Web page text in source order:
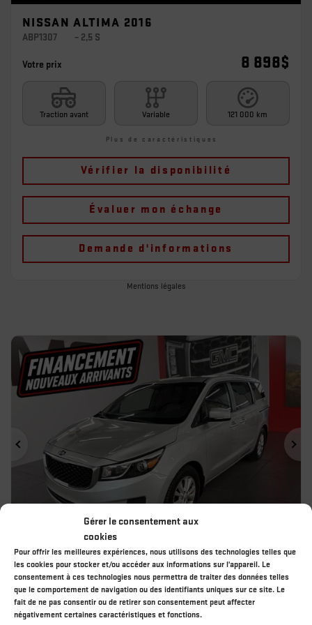
Gérer le consentement aux
cookies
Pour offrir les meilleures expériences, nous utilisons des technologies telles que
les cookies pour stocker et/ou accéder aux informations sur l'appareil. Le
consentement à ces technologies nous permettra de traiter des données telles
que le comportement de navigation ou des identifiants uniques sur ce site. Le
fait de ne pas consentir ou de retirer son consentement peut affecter
négativement certaines caractéristiques et fonctions.
NISSAN ALTIMA 2016
ABP1307 – 2,5 S
Votre prix 8 898$
Traction avant Variable 121 000 km
Plus de caractéristiques
Vérifier la disponibilité
Évaluer mon échange
Demande d'informations
Mentions légales
Précédent
KIA SEDONA 2018
ABP1263A – LX
Votre prix 9 498